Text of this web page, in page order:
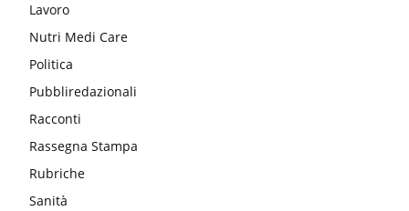
Lavoro
Nutri Medi Care
Politica
Pubbliredazionali
Racconti
Rassegna Stampa
Rubriche
Sanità